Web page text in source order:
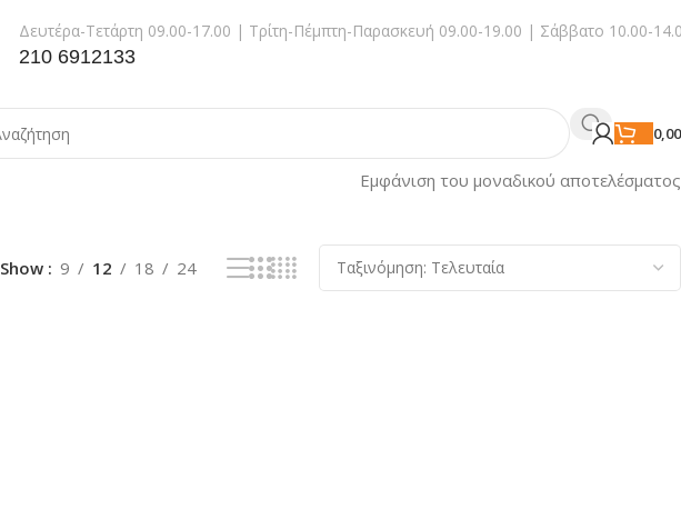
Δευτέρα-Τετάρτη 09.00-17.00 | Τρίτη-Πέμπτη-Παρασκευή 09.00-19.00 | Σάββατο 10.00-
210 6912133
Εμφάνιση του μοναδικού αποτελέσματος
Show 9 12 18 24